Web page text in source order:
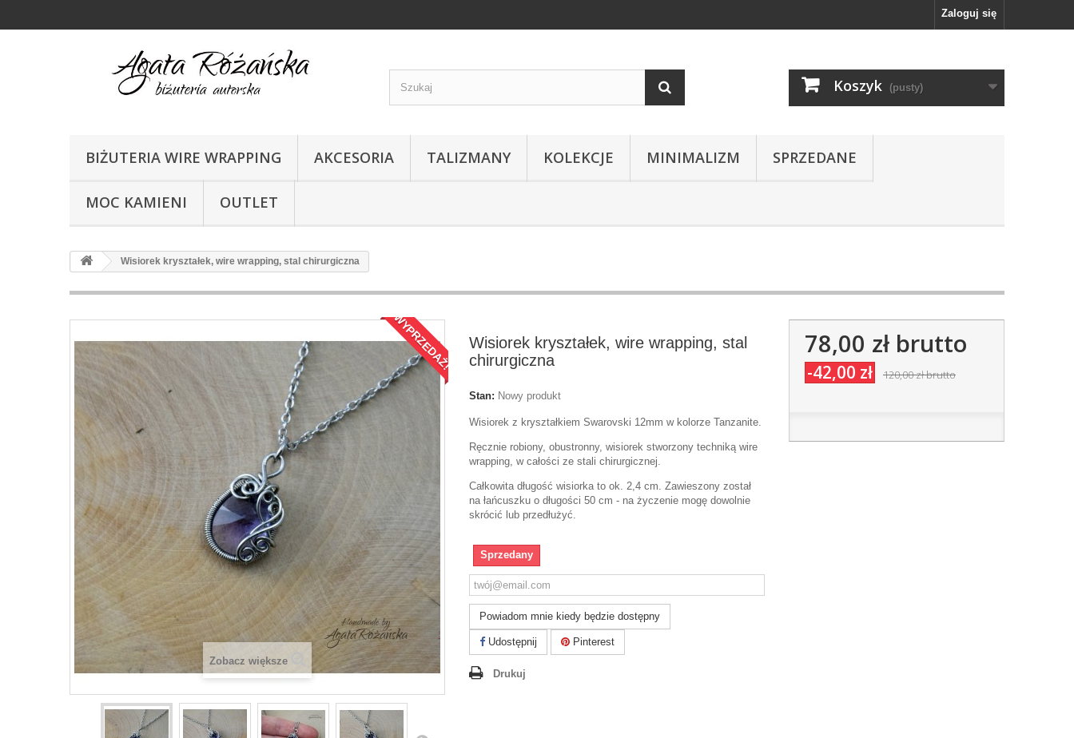
Zaloguj się
Koszyk (pusty)
BIŻUTERIA WIRE WRAPPING AKCESORIA TALIZMANY KOLEKCJE MINIMALIZM SPRZEDANE
MOC KAMIENI OUTLET
Wisiorek kryształek, wire wrapping, stal chirurgiczna
WYPRZEDAŻ!
Zobacz większe
Wisiorek kryształek, wire wrapping, stal
chirurgiczna
Stan: Nowy produkt
Wisiorek z kryształkiem Swarovski 12mm w kolorze Tanzanite.
Ręcznie robiony, obustronny, wisiorek stworzony techniką wire
wrapping, w całości ze stali chirurgicznej.
Całkowita długość wisiorka to ok. 2,4 cm. Zawieszony został
na łańcuszku o długości 50 cm - na życzenie mogę dowolnie
skrócić lub przedłużyć.
Sprzedany
Powiadom mnie kiedy będzie dostępny
Udostępnij Pinterest
Drukuj
78,00 złbrutto
-42,00 zł 120,00 złbrutto